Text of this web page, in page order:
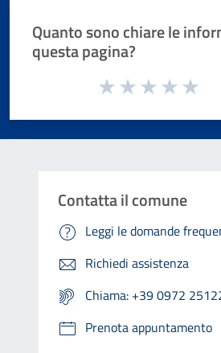
Quanto sono chiare le
questa pagina?
Valuta da 1 a 5 stelle la pagina
Contatta il comune
Leggi le domande
Richiedi assistenza
Chiama: +39 0972
Prenota appuntamento